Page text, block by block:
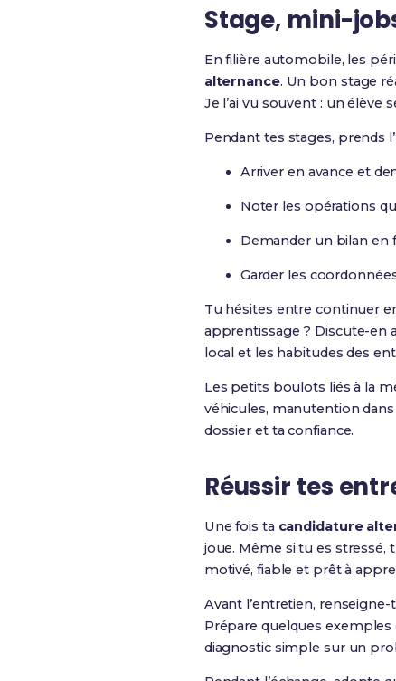
Stage, mini-
En filière automobile, les
alternance. Un bon stage
Je l’ai vu souvent : un élève
Pendant tes stages, prends
Arriver en avance et
Noter les opérations
Demander un bilan en
Garder les
Tu hésites entre continuer
apprentissage ? Discute-en
local et les habitudes des
Les petits boulots liés à la
véhicules, manutention
dossier et ta confiance.
Réussir tes
Une fois ta candidature
joue. Même si tu es
motivé, fiable et prêt à
Avant l’entretien, renseigne-
Prépare quelques exemples
diagnostic simple sur un